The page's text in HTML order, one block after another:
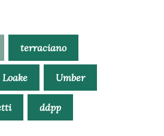
terraciano
Loake Umber
ddpp